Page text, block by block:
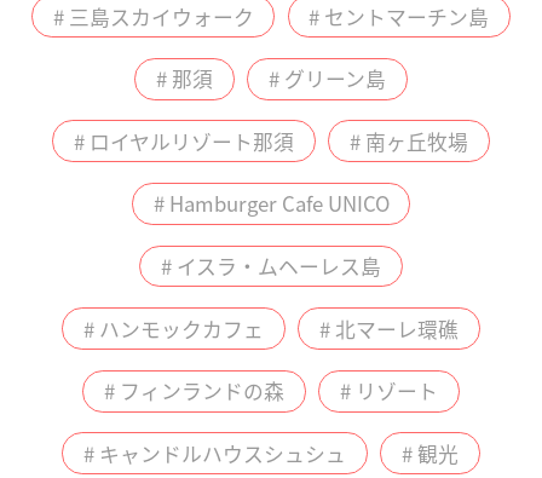
# 三島スカイウォーク # セントマーチン島
# 那須 # グリーン島
# ロイヤルリゾート那須 # 南ヶ丘牧場
# Hamburger Cafe UNICO
# イスラ・ムヘーレス島
# ハンモックカフェ # 北マーレ環礁
# フィンランドの森 # リゾート
# キャンドルハウスシュシュ # 観光